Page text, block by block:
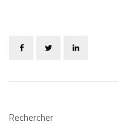
Rechercher